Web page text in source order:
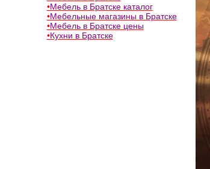
•Мебель в Братске каталог
•Мебельные магазины в Братске
•Мебель в Братске цены
•Кухни в Братске